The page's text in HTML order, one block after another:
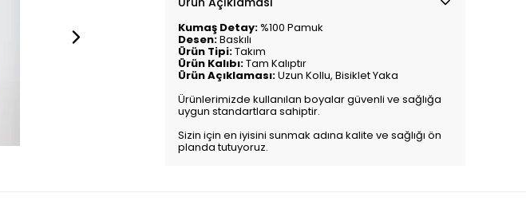
Kumaş Detay:%100 Pamuk
Desen:Baskılı
Ürün Tipi:Takım
Ürün Kalıbı:Tam Kalıptır
Ürün Açıklaması:Uzun Kollu, Bisiklet Yaka
Ürünlerimizde kullanılan boyalar güvenli ve sağlığa
uygun standartlara sahiptir.
Sizin için en iyisini sunmak adına kalite ve sağlığı ön
planda tutuyoruz.